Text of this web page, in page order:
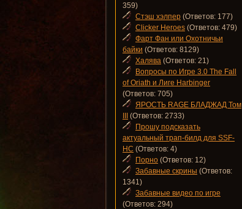
359)
Стэш хэлпер (Ответов: 177)
Clicker Heroes (Ответов: 479)
Фарт Фан или Охотничьи
байки (Ответов: 8129)
Халява (Ответов: 21)
Вопросы по Игре 3.0 The Fall
of Oriath и Лиге Harbinger
(Ответов: 705)
ЯРОСТЬ RAGE БЛАДЖАД Том
(Ответов: 2733)
Прошу подсказать
актуальный трап-билд для SSF-
HC (Ответов: 4)
Порно (Ответов: 12)
Забавные скрины (Ответов:
1341)
Забавные видео по игре
(Ответов: 294)